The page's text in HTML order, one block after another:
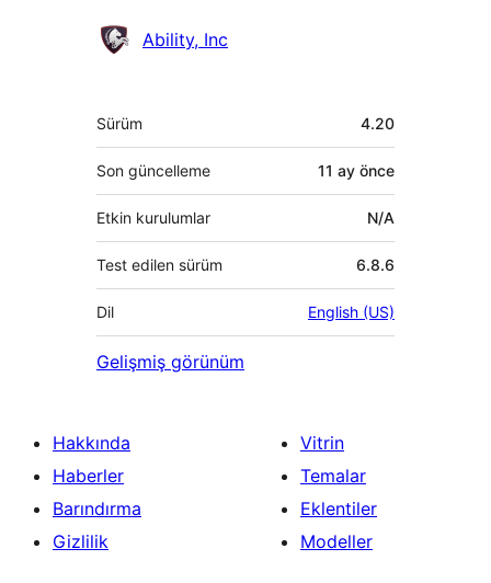
KatkıdaAbility, Inc
Meta
Sürüm 4.20
Son güncelleme 11 ay önce
Etkin kurulumlar N/A
Test edilen sürüm 6.8.6
Dil English (US)
Gelişmiş görünüm
Hakkında
Haberler
Barındırma
Gizlilik
Vitrin
Temalar
Eklentiler
Modeller